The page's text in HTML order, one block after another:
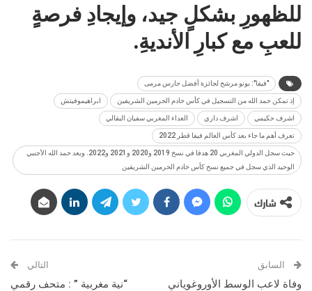
للظهورِ بشكلٍ جيد، وإيجادِ فرصةٍ
للعبِ مع كبارِ الأنديةِ.
"فيفا": بونو مرشح لجائزة أفضل حارس مرمى
إذ تمكن حمد الله من التسجيل في كأس خادم الحرمين الشريفين ابراهيموفيتش
اشرف حكيمي اشرف داري العداء المغربي سفيان البقالي
تعرف أهم ما جاء بعد كأس العالم فيفا قطر 2022
حيث سجل الدولي المغربي 20 هدفا في نسخ 2019 و2020 و2021 و2022. ويعد حمد الله الأجنبي
الوحيد الذي سجل في جميع نسخ كأس خادم الحرمين الشريفين
شارك
السابق
وفاة لاعب الوسط الأوروغوياني
التالي
“نية مغربية ” : متحف رقمي